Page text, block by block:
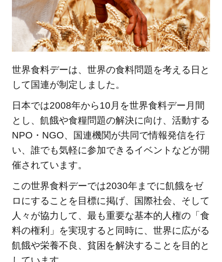
世界食料デーは、世界の食料問題を考える日と
して国連が制定しました。
日本では2008年から10月を世界食料デー月間
とし、飢餓や食糧問題の解決に向け、活動する
NPO・NGO、国連機関が共同で情報発信を行
い、誰でも気軽に参加できるイベントなどが開
催されています。
この世界食料デーでは2030年までに飢餓をゼ
ロにすることを目標に掲げ、国際社会、そして
人々が協力して、最も重要な基本的人権の「食
料の権利」を実現すると同時に、世界に広がる
飢餓や栄養不良、貧困を解決することを目的と